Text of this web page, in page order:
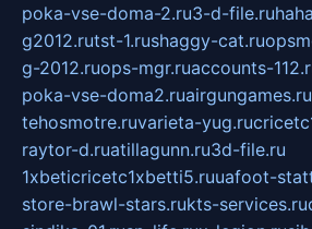
poka-vse-doma-2.ru3-d-file.ru
g2012.rutst-1.rushaggy-cat.ru
g-2012.ruops-mgr.ruaccounts-
poka-vse-doma2.ruairgungames.ru
tehosmotre.ruvarieta-yug.ru
raytor-d.ruatillagunn.ru3d-file.ru
1xbeticricetc1xbetti5.ruuafoot-
store-brawl-stars.rukts-services.ru